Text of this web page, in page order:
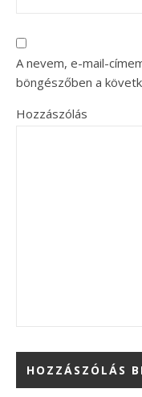
A nevem, e-mail-
böngészőben a
Hozzászólás